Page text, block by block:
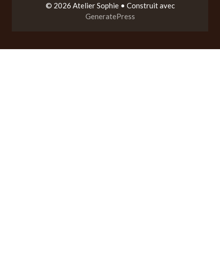
© 2026 Atelier Sophie• Construit avec
GeneratePress